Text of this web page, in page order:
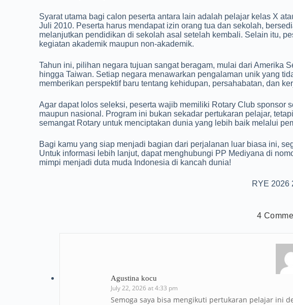
Syarat utama bagi calon peserta antara lain adalah pelajar kelas X
Juli 2010. Peserta harus mendapat izin orang tua dan sekolah,
melanjutkan pendidikan di sekolah asal setelah kembali. Selain itu,
kegiatan akademik maupun non-akademik.
Tahun ini, pilihan negara tujuan sangat beragam, mulai dari Amerika
hingga Taiwan. Setiap negara menawarkan pengalaman unik yang
memberikan perspektif baru tentang kehidupan, persahabatan, dan
Agar dapat lolos seleksi, peserta wajib memiliki Rotary Club sponsor
maupun nasional. Program ini bukan sekadar pertukaran pelajar,
semangat Rotary untuk menciptakan dunia yang lebih baik melalui
Bagi kamu yang siap menjadi bagian dari perjalanan luar biasa ini,
Untuk informasi lebih lanjut, dapat menghubungi PP Mediyana di
mimpi menjadi duta muda Indonesia di kancah dunia!
RYE 2026
4
Agustina kocu
July 22, 2026 at 4:33 pm
Semoga saya bisa mengikuti pertukaran pelajar ini